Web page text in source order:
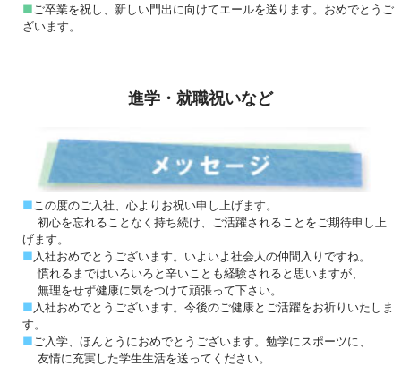
■ ご卒業を祝し、新しい門出に向けてエールを送ります。おめでとうご
ざいます。
進学・就職祝いなど
■ この度のご入社、心よりお祝い申し上げます。
初心を忘れることなく持ち続け、ご活躍されることをご期待申し上
げます。
■ 入社おめでとうございます。いよいよ社会人の仲間入りですね。
慣れるまではいろいろと辛いことも経験されると思いますが、
無理をせず健康に気をつけて頑張って下さい。
■ 入社おめでとうございます。今後のご健康とご活躍をお祈りいたしま
す。
■ ご入学、ほんとうにおめでとうございます。勉学にスポーツに、
友情に充実した学生生活を送ってください。